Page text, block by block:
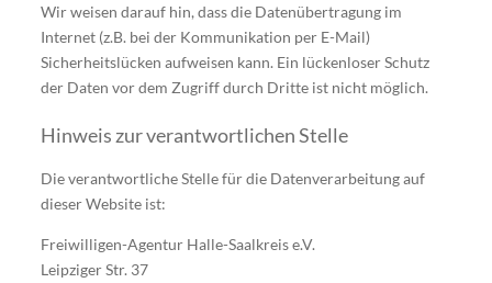
Wir weisen darauf hin, dass die Datenübertragung im
Internet (z.B. bei der Kommunikation per E-Mail)
Sicherheitslücken aufweisen kann. Ein lückenloser Schutz
der Daten vor dem Zugriff durch Dritte ist nicht möglich.
Hinweis zur verantwortlichen Stelle
Die verantwortliche Stelle für die Datenverarbeitung auf
dieser Website ist:
Freiwilligen-Agentur Halle-Saalkreis e.V.
Leipziger Str. 37